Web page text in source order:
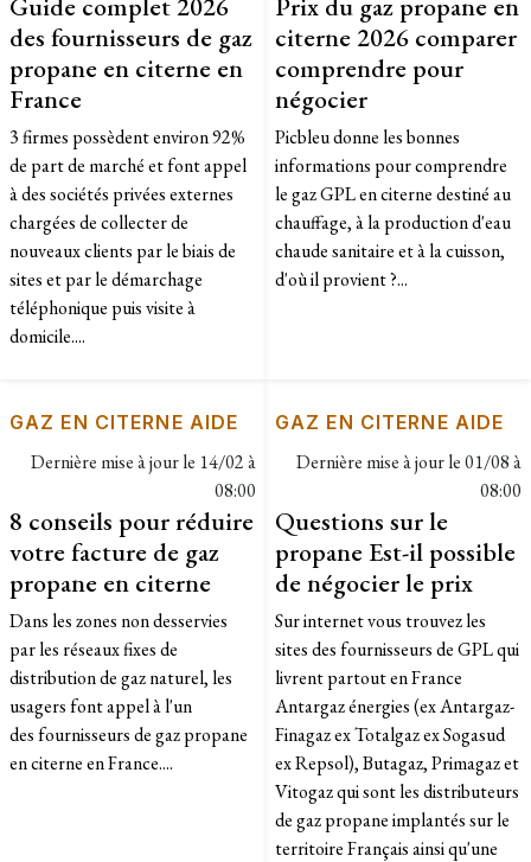
des fournisseurs de gaz
propane en citerne en
France
3 firmes possèdent environ 92%
de part de marché et font appel
à des sociétés privées externes
chargées de collecter de
nouveaux clients par le biais de
sites et par le démarchage
téléphonique puis visite à
domicile....
citerne 2026 comparer
comprendre pour
négocier
Picbleu donne les bonnes
informations pour comprendre
le gaz GPL en citerne destiné au
chauffage, à la production d'eau
chaude sanitaire et à la cuisson,
d'où il provient ?...
GAZ EN CITERNE AIDE
Dernière mise à jour le 14/02 à
08:00
8 conseils pour réduire
votre facture de gaz
propane en citerne
Dans les zones non desservies
par les réseaux fixes de
distribution de gaz naturel, les
usagers font appel à l'un
des fournisseurs de gaz propane
en citerne en France....
GAZ EN CITERNE AIDE
Dernière mise à jour le01/08 à
08:00
Questions sur le
propane Est-il possible
de négocier le prix
Sur internet vous trouvez les
sites des fournisseurs de GPL qui
livrent partout en France
Antargaz énergies (ex Antargaz-
Finagaz ex Totalgaz ex Sogasud
ex Repsol), Butagaz, Primagaz et
Vitogaz qui sont les distributeurs
de gaz propane implantés sur le
territoire Français ainsi qu'une